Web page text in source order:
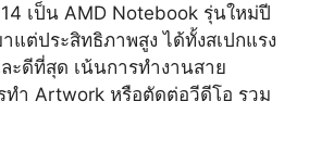
เป็น AMD Notebook รุ่นใหม่ปี
แต่ประสิทธิภาพสูง ได้ทั้งสเปกแรง
ะดีที่สุด เน้นการทำงานสาย
ทำ Artwork หรือตัดต่อวีดีโอ รวม